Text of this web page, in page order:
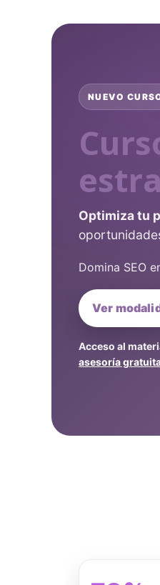
NUEVO
Optimiza tu
Domina SEO
Ver
Acceso al
asesoría